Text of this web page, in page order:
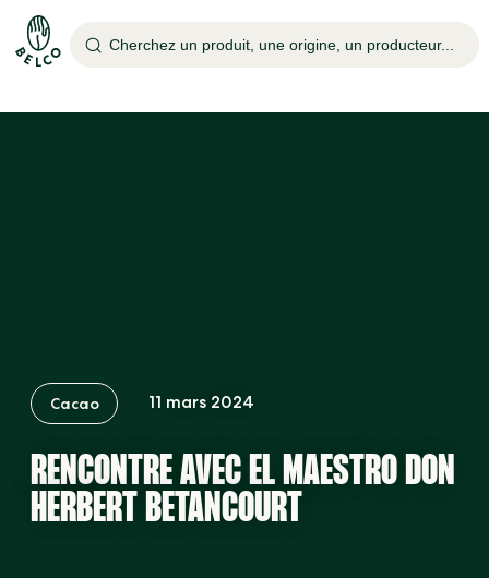
Cherchez un produit, une origine, un producteur...
Cacao 11 mars 2024
RENCONTRE AVEC EL MAESTRO DON
HERBERT BETANCOURT